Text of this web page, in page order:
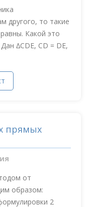
другого, то такие
Какой это
∆CDE, CD = DE,
прямых
от
образом:
2